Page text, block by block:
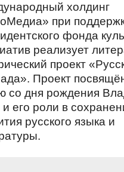
холдинг
при
фонда
реализует
проект
Проект
со дня рождения
его роли в
русского языка и